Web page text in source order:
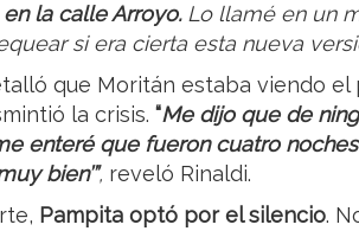
la calle Arroyo.Lo llamé en un
si era cierta esta nueva
que Moritán estaba viendo el
la crisis. “Me dijo que de
enteré que fueron cuatro
bien’”, reveló Rinaldi.
Pampita optó por el silencio.